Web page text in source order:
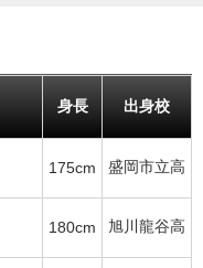
身長 出身校
175cm 盛岡市立高
180cm 旭川龍谷高